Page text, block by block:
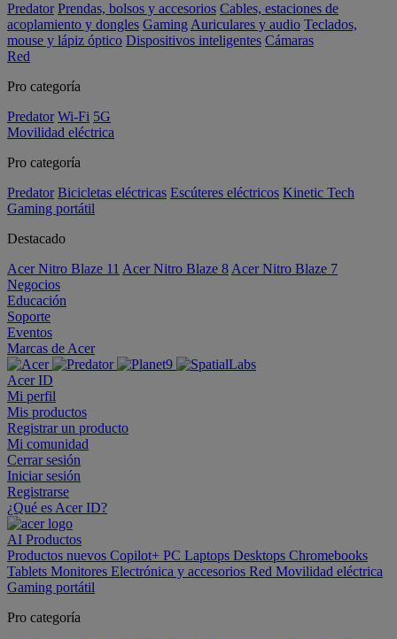
Predator Prendas, bolsos y accesorios Cables, estaciones de
acoplamiento y dongles Gaming Auriculares y audio Teclados,
mouse y lápiz óptico Dispositivos inteligentes Cámaras
Red
Pro categoría
Predator Wi-Fi 5G
Movilidad eléctrica
Pro categoría
Predator Bicicletas eléctricas Escúteres eléctricos Kinetic Tech
Gaming portátil
Destacado
Acer Nitro Blaze 11 Acer Nitro Blaze 8 Acer Nitro Blaze 7
Negocios
Educación
Soporte
Eventos
Marcas de Acer
Acer ID
Mi perfil
Mis productos
Registrar un producto
Mi comunidad
Cerrar sesión
Iniciar sesión
Registrarse
¿Qué es Acer ID?
AI Productos
Productos nuevos Copilot+ PC Laptops Desktops Chromebooks
Tablets Monitores Electrónica y accesorios Red Movilidad eléctrica
Gaming portátil
Pro categoría